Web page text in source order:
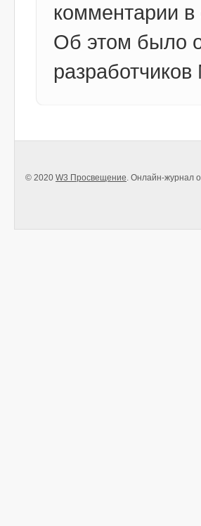
комментарии
Об этом было
© 2020 W3 Просвещение . Онлайн-журнал